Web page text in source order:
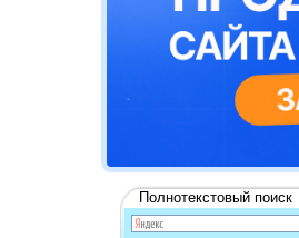
Полнотекстовый поиск